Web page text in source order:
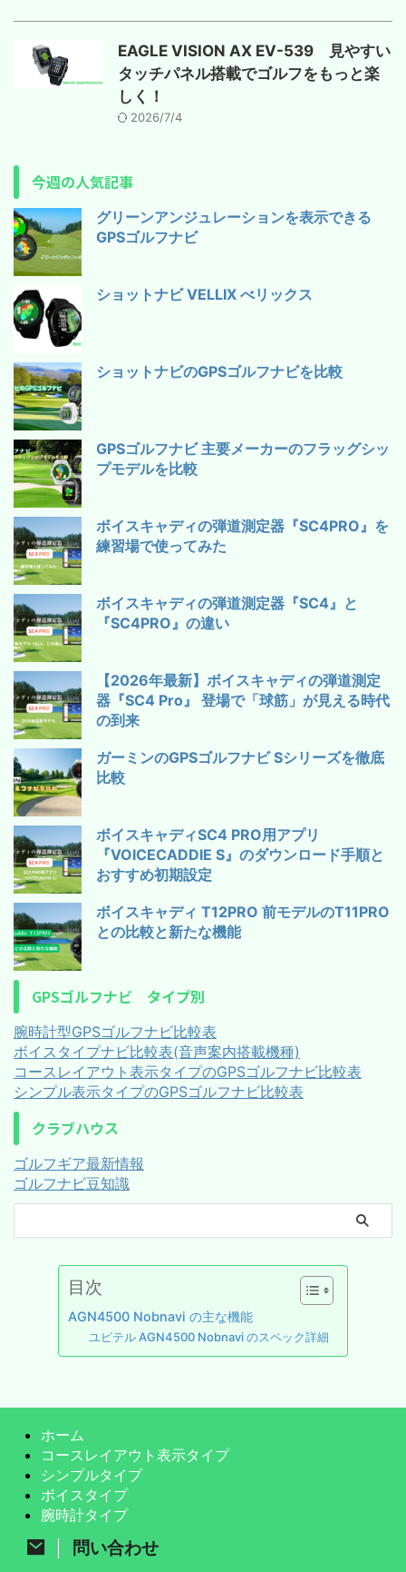
EAGLE VISION AX EV-539 見やすい
タッチパネル搭載でゴルフをもっと楽
しく！
2026/7/4
今週の人気記事
グリーンアンジュレーションを表示できる
GPSゴルフナビ
ショットナビ VELLIX べリックス
ショットナビのGPSゴルフナビを比較
GPSゴルフナビ 主要メーカーのフラッグシッ
プモデルを比較
ボイスキャディの弾道測定器『SC4PRO』を
練習場で使ってみた
ボイスキャディの弾道測定器『SC4』と
『SC4PRO』の違い
【2026年最新】ボイスキャディの弾道測定
器『SC4 Pro』 登場で「球筋」が見える時代
の到来
ガーミンのGPSゴルフナビ Sシリーズを徹底
比較
ボイスキャディSC4 PRO用アプリ
『VOICECADDIE S』のダウンロード手順と
おすすめ初期設定
ボイスキャディ T12PRO 前モデルのT11PRO
との比較と新たな機能
GPSゴルフナビ タイプ別
腕時計型GPSゴルフナビ比較表
ボイスタイプナビ比較表(音声案内搭載機種)
コースレイアウト表示タイプのGPSゴルフナビ比較表
シンプル表示タイプのGPSゴルフナビ比較表
クラブハウス
ゴルフギア最新情報
ゴルフナビ豆知識
目次
AGN4500 Nobnavi の主な機能
ユピテル AGN4500 Nobnavi のスペック詳細
ホーム
コースレイアウト表示タイプ
シンプルタイプ
ボイスタイプ
腕時計タイプ
問い合わせ